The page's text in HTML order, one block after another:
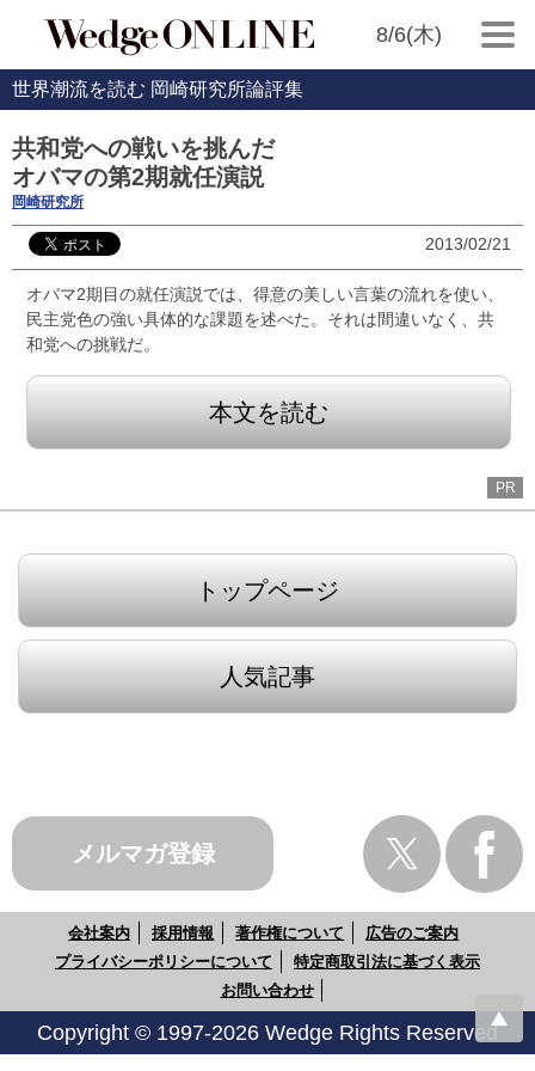
8/6(木)
世界潮流を読む 岡崎研究所論評集
共和党への戦いを挑んだ
オバマの第2期就任演説
岡崎研究所
2013/02/21
オバマ2期目の就任演説では、得意の美しい言葉の流れを使い、
民主党色の強い具体的な課題を述べた。それは間違いなく、共
和党への挑戦だ。
本文を読む
PR
トップページ
人気記事
メルマガ登録
会社案内 採用情報 著作権について
広告のご案内
プライバシーポリシーについて
特定商取引法に基づく表示
お問い合わせ
Copyright © 1997-2026 Wedge Rights Reserved